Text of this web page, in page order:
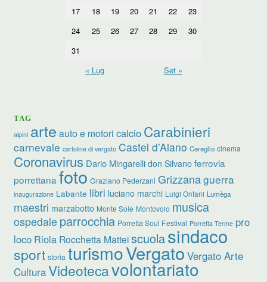
17
18 19 20 21 22
23
24
25 26 27 28 29
30
31
« Lug
Set »
TAG
alpini arte auto e motori calcio Carabinieri
carnevale cartoline di vergato Castel d’Aiano Cereglio cinema
Coronavirus Dario Mingarelli don Silvano ferrovia
porrettana foto Graziano Pederzani Grizzanaguerra
inaugurazione Labante libri luciano marchi Luigi Ontani Lumèga
maestri marzabotto Monte Sole Montovolo musica
ospedale parrocchia Porretta Soul Festival Porretta Terme pro
loco Riola Rocchetta Matteiscuolasindaco
sport storia turismoVergato Vergato Arte
CulturaVideotecavolontariato